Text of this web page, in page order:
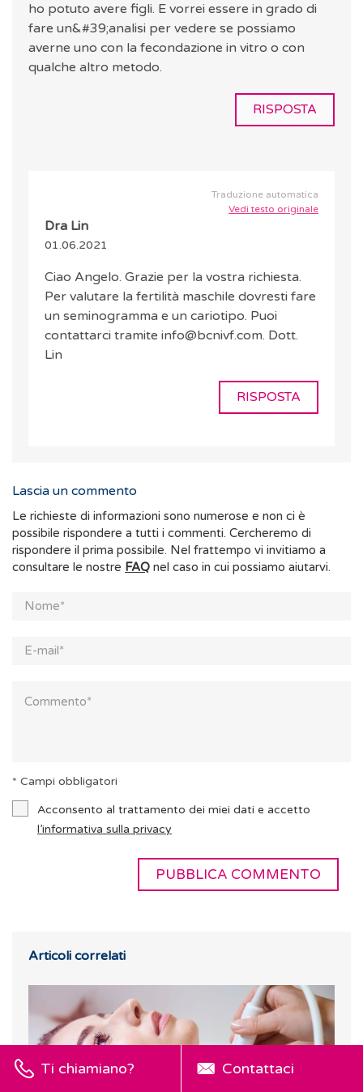
ho potuto avere figli. E vorrei essere in grado di
fare un&#39;analisi per vedere se possiamo
averne uno con la fecondazione in vitro o con
qualche altro metodo.
RISPOSTA
Traduzione automatica
Vedi testo originale
Dra Lin
01.06.2021
Ciao Angelo. Grazie per la vostra richiesta.
Per valutare la fertilità maschile dovresti fare
un seminogramma e un cariotipo. Puoi
contattarci tramite info@bcnivf.com. Dott.
Lin
RISPOSTA
Lascia un commento
Le richieste di informazioni sono numerose e non ci è
possibile rispondere a tutti i commenti. Cercheremo di
rispondere il prima possibile. Nel frattempo vi invitiamo a
consultare le nostre FAQ nel caso in cui possiamo aiutarvi.
* Campi obbligatori
Acconsento al trattamento dei miei dati e accetto
l’informativa sulla privacy
Articoli correlati
Ti chiamiano? Contattaci